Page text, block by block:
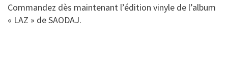
Commandez dès maintenant l’édition vinyle de l’album
« LAZ » de SAODAJ.